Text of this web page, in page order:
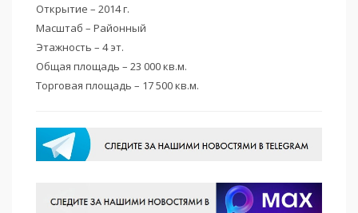
Открытие – 2014 г.
Масштаб – Районный
Этажность – 4 эт.
Общая площадь – 23 000 кв.м.
Торговая площадь – 17 500 кв.м.